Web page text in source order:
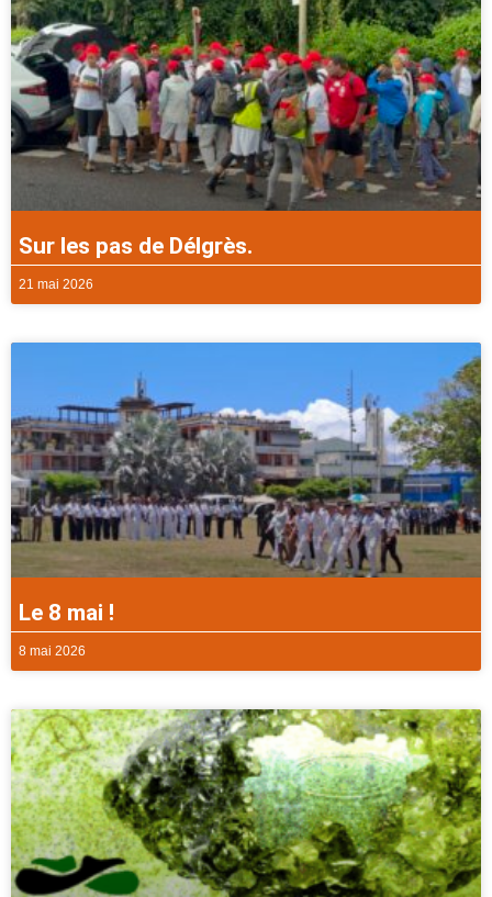
Sur les pas de Délgrès.
21 mai 2026
Le 8 mai !
8 mai 2026